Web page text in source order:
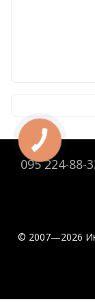
095 224-88-
© 2007—2026